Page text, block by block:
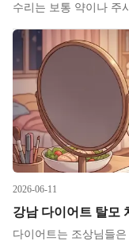
수리는 보통 약이나 주
고 많이들 의아해하십
2026-06-11
강남 다이어트 탈모
다이어트는 조상님들